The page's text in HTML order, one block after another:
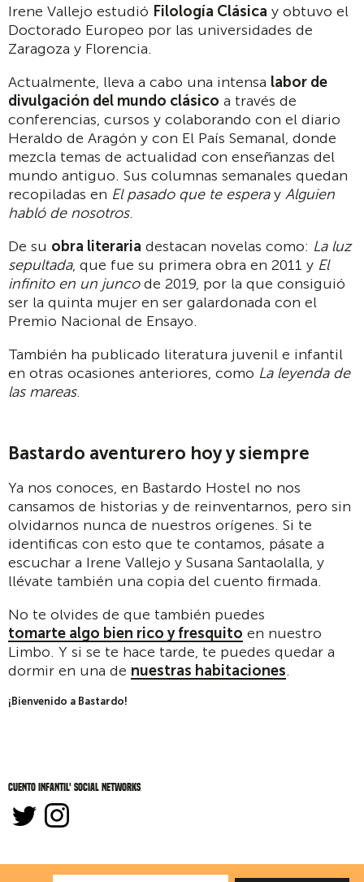
Irene Vallejo estudió Filología Clásica y obtuvo el
Doctorado Europeo por las universidades de
Zaragoza y Florencia.
Actualmente, lleva a cabo una intensa labor de
divulgación del mundo clásico a través de
conferencias, cursos y colaborando con el diario
Heraldo de Aragón y con El País Semanal, donde
mezcla temas de actualidad con enseñanzas del
mundo antiguo. Sus columnas semanales quedan
recopiladas en El pasado que te esperay Alguien
habló de nosotros.
De su obra literaria destacan novelas como: La luz
sepultada, que fue su primera obra en 2011 y El
infinito en un juncode 2019, por la que consiguió
ser la quinta mujer en ser galardonada con el
Premio Nacional de Ensayo.
También ha publicado literatura juvenil e infantil
en otras ocasiones anteriores, como La leyenda de
las mareas.
Bastardo aventurero hoy y siempre
Ya nos conoces, en Bastardo Hostel no nos
cansamos de historias y de reinventarnos, pero sin
olvidarnos nunca de nuestros orígenes. Si te
identificas con esto que te contamos, pásate a
escuchar a Irene Vallejo y Susana Santaolalla, y
llévate también una copia del cuento firmada.
No te olvides de que también puedes
tomarte algo bien rico y fresquito en nuestro
Limbo. Y si se te hace tarde, te puedes quedar a
dormir en una de nuestras habitaciones.
¡Bienvenido a Bastardo!
Cuento Infantil' social networks